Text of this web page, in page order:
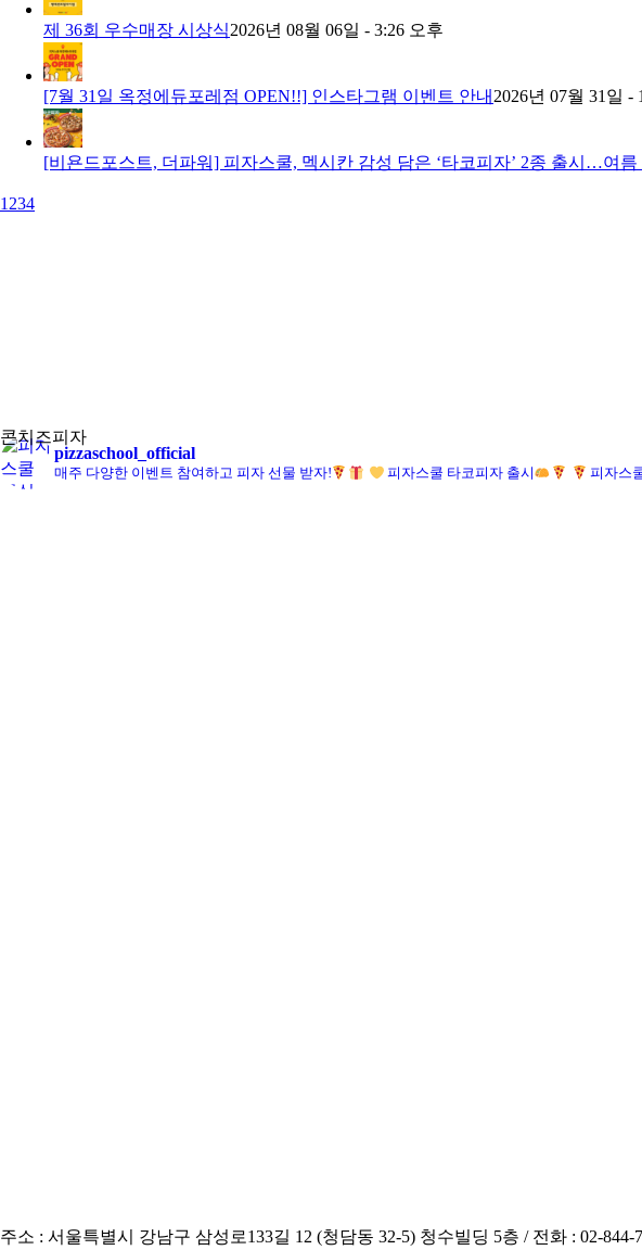
제 36회 우수매장 시상식2026년 08월 06일 - 3:26 오후
[7월 31일 옥정에듀포레점 OPEN!!] 인스타그램 이벤트 안내 2026년 07월 31일 -
[비욘드포스트, 더파워] 피자스쿨, 멕시칸 감성 담은 ‘타코피자’ 2종 출시…여름
1234
콘치즈피자
pizzaschool_official
매주 다양한 이벤트 참여하고 피자 선물 받자! 피자스쿨 타코피자 출시 피자스
주소 : 서울특별시 강남구 삼성로133길 12 (청담동 32-5) 청수빌딩 5층 / 전화 : 02-844-